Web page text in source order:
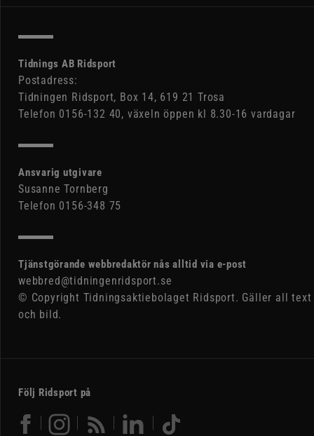
Tidnings AB Ridsport
Postadress:
Tidningen Ridsport, Box 14, 619 21 Trosa
Telefon 0156-132 40, växeln öppen kl 8.30-16 vardagar
Ansvarig utgivare
Susanne Tornberg
Telefon 0156-348 75
Tjänstgörande webbredaktör nås alltid via e-post
webbred@tidningenridsport.se
© Copyright Tidningsaktiebolaget Ridsport. Gäller all text
och bild.
Följ Ridsport på